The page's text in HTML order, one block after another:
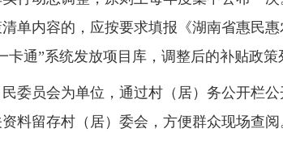
单内容的，应按要求填报《湖南省惠民
卡通”系统发放项目库，调整后的补贴政策
委员会为单位，通过村（居）务公开栏
料留存村（居）委会，方便群众现场查阅